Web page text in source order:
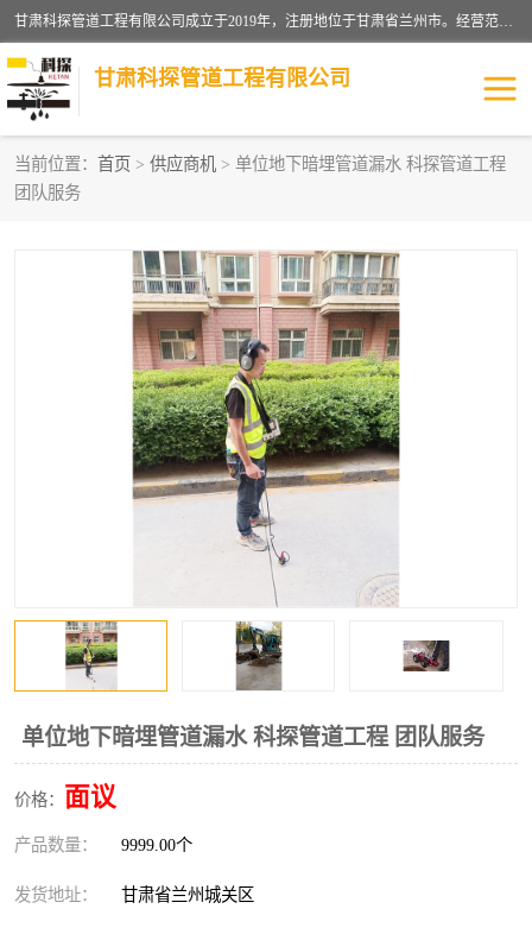
甘肃科探管道工程有限公司成立于2019年，注册地位于甘肃省兰州市。经营范围包括管道安装、清洗、疏通、维修、检测，防水工程，工程钻孔，化粪池清理，暖气安装，给排水管道安装维修，室内外管道如消防、供水、供热管道漏水检测定位，室内外防水堵漏等。
甘肃科探管道工程有限公司
当前位置： 首页 > 供应商机 > 单位地下暗埋管道漏水 科探管道工程
团队服务
单位地下暗埋管道漏水 科探管道工程 团队服务
价格： 面议
产品数量： 9999.00个
发货地址： 甘肃省兰州城关区
管道安装维修
漏水检查维修 消防管道漏水
供热管道漏水 排水管道漏水
自来水管漏水 管道疏通
高压车疏通清淤